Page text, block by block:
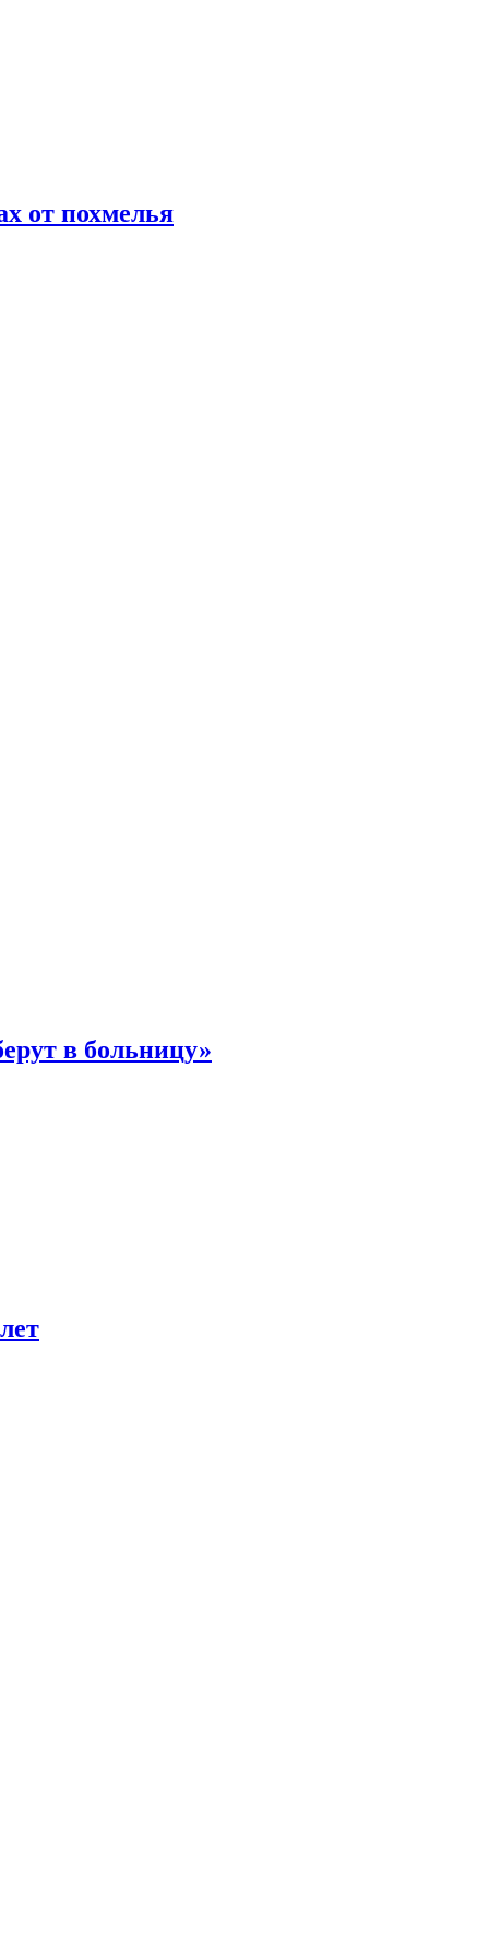
от похмелья
в больницу»